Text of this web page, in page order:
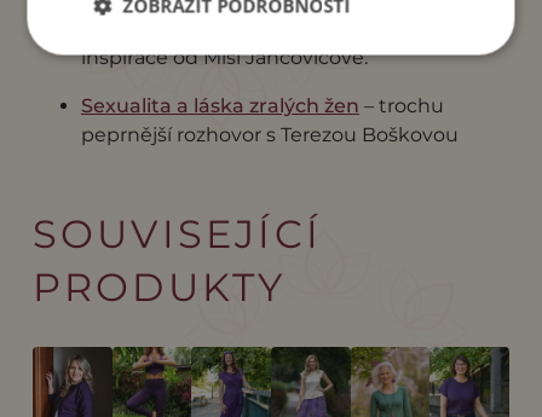
inspirace od Míši Jančovičové.
Sexualita a láska zralých žen – trochu
peprnější rozhovor s Terezou Boškovou
SOUVISEJÍCÍ
PRODUKTY
ZOBRAZIT PODROBNOSTI